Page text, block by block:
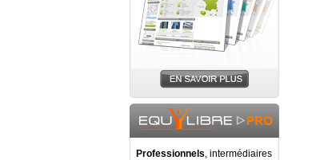
Professionnels, intermédiaires